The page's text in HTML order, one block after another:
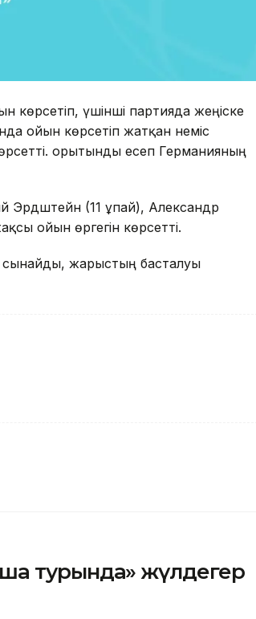
үшінші партияда жеңіске
ойын көрсетіп жатқан неміс
Қорытынды есеп Германияның
Эрдштейн (11 ұпай), Александр
ойын өргегін көрсетті.
сынайды, жарыстың басталуы
турында» жүлдегер